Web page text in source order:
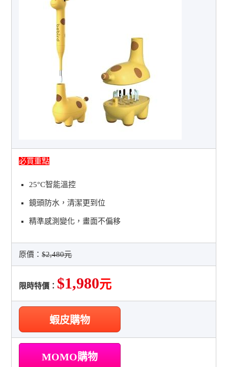
必買重點
25°C智能溫控
鏡頭防水，清潔更到位
精準感測變化，畫面不偏移
原價：$2,480元
限時特價： $1,980元
蝦皮購物
MOMO購物